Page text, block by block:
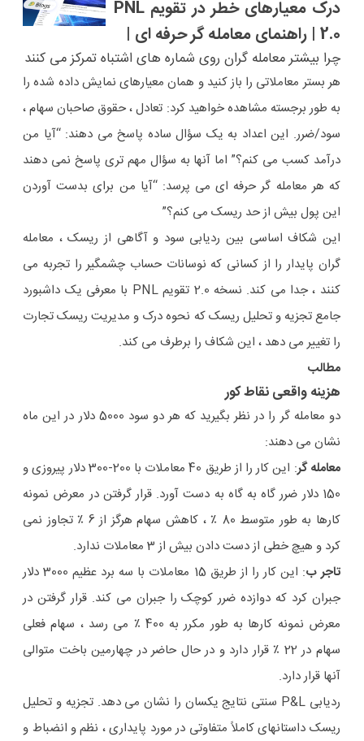
درک معیارهای خطر در تقویم PNL
2.0 | راهنمای معامله گر حرفه ای |
چرا بیشتر معامله گران روی شماره های اشتباه تمرکز می کنند
هر بستر معاملاتی را باز کنید و همان معیارهای نمایش داده شده را
به طور برجسته مشاهده خواهید کرد: تعادل ، حقوق صاحبان سهام ،
سود/ضرر. این اعداد به یک سؤال ساده پاسخ می دهند: “آیا من
درآمد کسب می کنم؟” اما آنها به سؤال مهم تری پاسخ نمی دهند
که هر معامله گر حرفه ای می پرسد: “آیا من برای بدست آوردن
این پول بیش از حد ریسک می کنم؟”
این شکاف اساسی بین ردیابی سود و آگاهی از ریسک ، معامله
گران پایدار را از کسانی که نوسانات حساب چشمگیر را تجربه می
کنند ، جدا می کند. نسخه 2.0 تقویم PNL با معرفی یک داشبورد
جامع تجزیه و تحلیل ریسک که نحوه درک و مدیریت ریسک تجارت
را تغییر می دهد ، این شکاف را برطرف می کند.
مطالب
هزینه واقعی نقاط کور
دو معامله گر را در نظر بگیرید که هر دو سود 5000 دلار در این ماه
نشان می دهند:
معامله گر
: این کار را از طریق 40 معاملات با 200-300 دلار پیروزی و
150 دلار ضرر گاه به گاه به دست آورد. قرار گرفتن در معرض نمونه
کارها به طور متوسط ​​80 ٪ ، کاهش سهام هرگز از 6 ٪ تجاوز نمی
کرد و هیچ خطی از دست دادن بیش از 3 معاملات ندارد.
تاجر ب
: این کار را از طریق 15 معاملات با سه برد عظیم 3000 دلار
جبران کرد که دوازده ضرر کوچک را جبران می کند. قرار گرفتن در
معرض نمونه کارها به طور مکرر به 400 ٪ می رسد ، سهام فعلی
سهام در 22 ٪ قرار دارد و در حال حاضر در چهارمین باخت متوالی
آنها قرار دارد.
ردیابی P&L سنتی نتایج یکسان را نشان می دهد. تجزیه و تحلیل
ریسک داستانهای کاملاً متفاوتی در مورد پایداری ، نظم و انضباط و